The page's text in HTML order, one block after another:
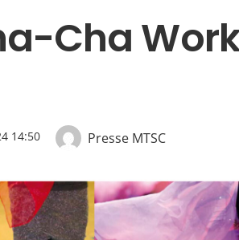
Cha
14:50 Presse MTSC